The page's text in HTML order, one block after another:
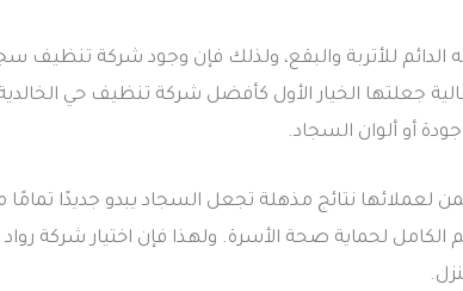
للأتربة والبقع، ولذلك فإن وجود شركة تنظيف
جعلتها الخيار الأول كأفضل شركة تنظيف حي
أو ألوان السجاد.
لعملائها نتائج مذهلة تجعل السجاد يبدو جديدًا
الكامل لحماية صحة الأسرة. ولهذا فإن اختيار شركة